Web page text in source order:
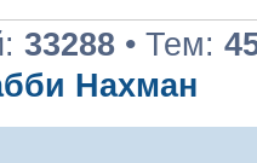
33288 • Тем:
Нахман